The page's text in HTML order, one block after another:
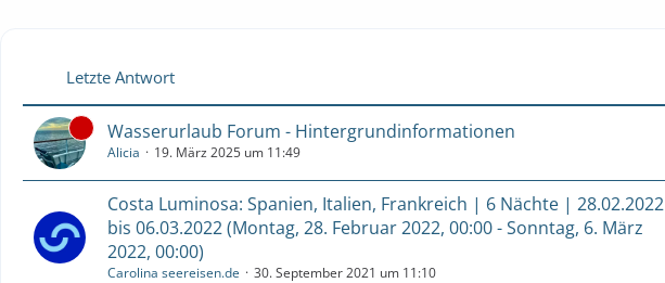
Letzte Antwort
Wasserurlaub Forum - Hintergrundinformationen
Alicia 19. März 2025 um 11:49
Costa Luminosa: Spanien, Italien, Frankreich | 6 Nächte | 28.02.2022
bis 06.03.2022 (Montag, 28. Februar 2022, 00:00 - Sonntag, 6. März
2022, 00:00)
Carolina seereisen.de 30. September 2021 um 11:10